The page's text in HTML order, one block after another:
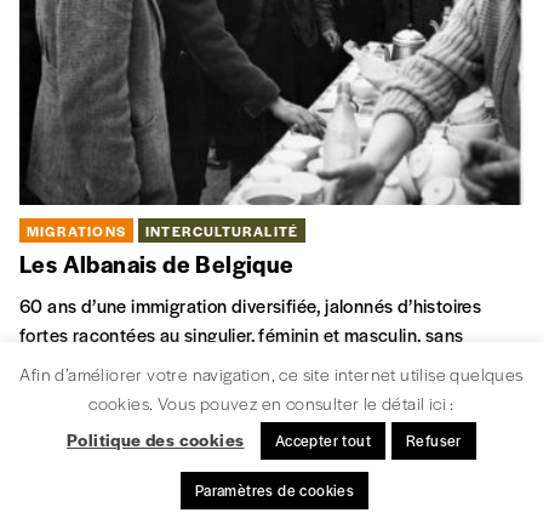
Afin d’améliorer votre navigation, ce site internet utilise quelques
cookies. Vous pouvez en consulter le détail ici :
Politique des cookies
Accepter tout Refuser
Paramètres de cookies